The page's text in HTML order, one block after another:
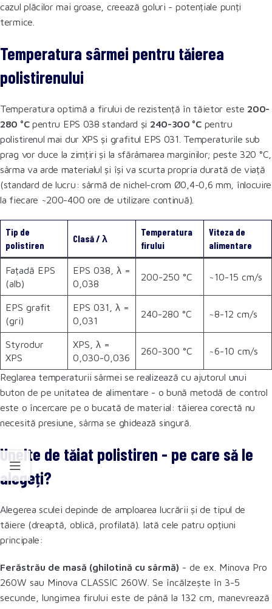
cazul plăcilor mai groase, creează goluri - potențiale punți
termice.
Temperatura sârmei pentru tăierea
polistirenului
Temperatura optimă a firului de rezistență în tăietor este 200-
280 °Cpentru EPS 038 standard și 240-300 °Cpentru
polistirenul mai dur XPS și grafitul EPS 031. Temperaturile sub
prag vor duce la zimțiri și la sfărâmarea marginilor; peste 320 °C,
sârma va arde materialul și își va scurta propria durată de viață
(standard de lucru: sârmă de nichel-crom Ø0,4-0,6 mm, înlocuire
la fiecare ~200-400 ore de utilizare continuă).
Tip de
polistiren
Clasă / λ
Temperatura
firului
Viteza de
alimentare
Fațadă EPS
(alb)
EPS 038, λ =
0,038
200-250 °C ~10-15 cm/s
EPS grafit
(gri)
EPS 031, λ =
0,031
240-280 °C ~8-12 cm/s
Styrodur
XPS
XPS, λ =
0,030-0,036
260-300 °C ~6-10 cm/s
Reglarea temperaturii sârmei se realizează cu ajutorul unui
buton de pe unitatea de alimentare - o bună metodă de control
este o încercare pe o bucată de material: tăierea corectă nu
necesită presiune, sârma se ghidează singură.
Unelte de tăiat polistiren - pe care să le
alegeți?
Alegerea sculei depinde de amploarea lucrării și de tipul de
tăiere (dreaptă, oblică, profilată). Iată cele patru opțiuni
principale:
Ferăstrău de masă (ghilotină cu sârmă) - de ex. Minova Pro
260W sau Minova CLASSIC 260W. Se încălzește în 3-5
secunde, lungimea firului este de până la 132 cm, manevrează